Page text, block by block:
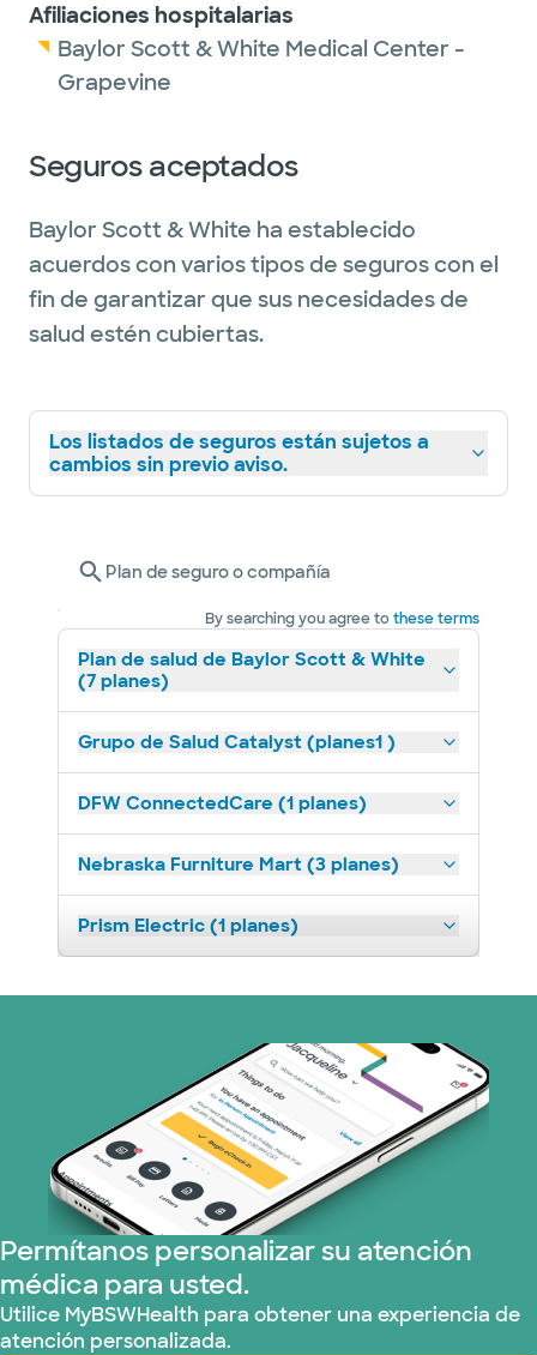
Afiliaciones hospitalarias
Baylor Scott & White Medical Center -
Grapevine
Seguros aceptados
Baylor Scott & White ha establecido
acuerdos con varios tipos de seguros con el
fin de garantizar que sus necesidades de
salud estén cubiertas.
Los listados de seguros están sujetos a
cambios sin previo aviso.
Plan de seguro o compañía
By searching you agree tothese terms
Plan de salud de Baylor Scott & White
(7 planes)
Grupo de Salud Catalyst (planes1 )
DFW ConnectedCare (1 planes)
Nebraska Furniture Mart (3 planes)
Prism Electric (1 planes)
Permítanos personalizar su atención
médica para usted.
Utilice MyBSWHealth para obtener una experiencia de
atención personalizada.